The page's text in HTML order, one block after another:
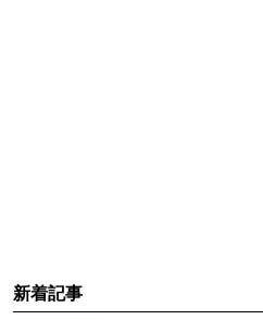
新着記事